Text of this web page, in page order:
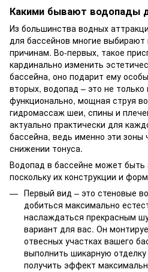
Какими бывают водопады
Из большинства водных
для бассейнов многие
причинам. Во-первых, такое
кардинально изменить
бассейна, оно подарит ему
вторых, водопад – это не
функционально, мощная струя
гидромассаж шеи, спины и
актуально практически для
бассейна, ведь именно эти
снижении тонуса.
Водопад в бассейне может
поскольку их конструкции и
Первый вид – это стеновые
добиться максимально
наслаждаться прекрасным
вариант для вас. Он
отвесных участках вашего
выполнить шикарную
получить эффект